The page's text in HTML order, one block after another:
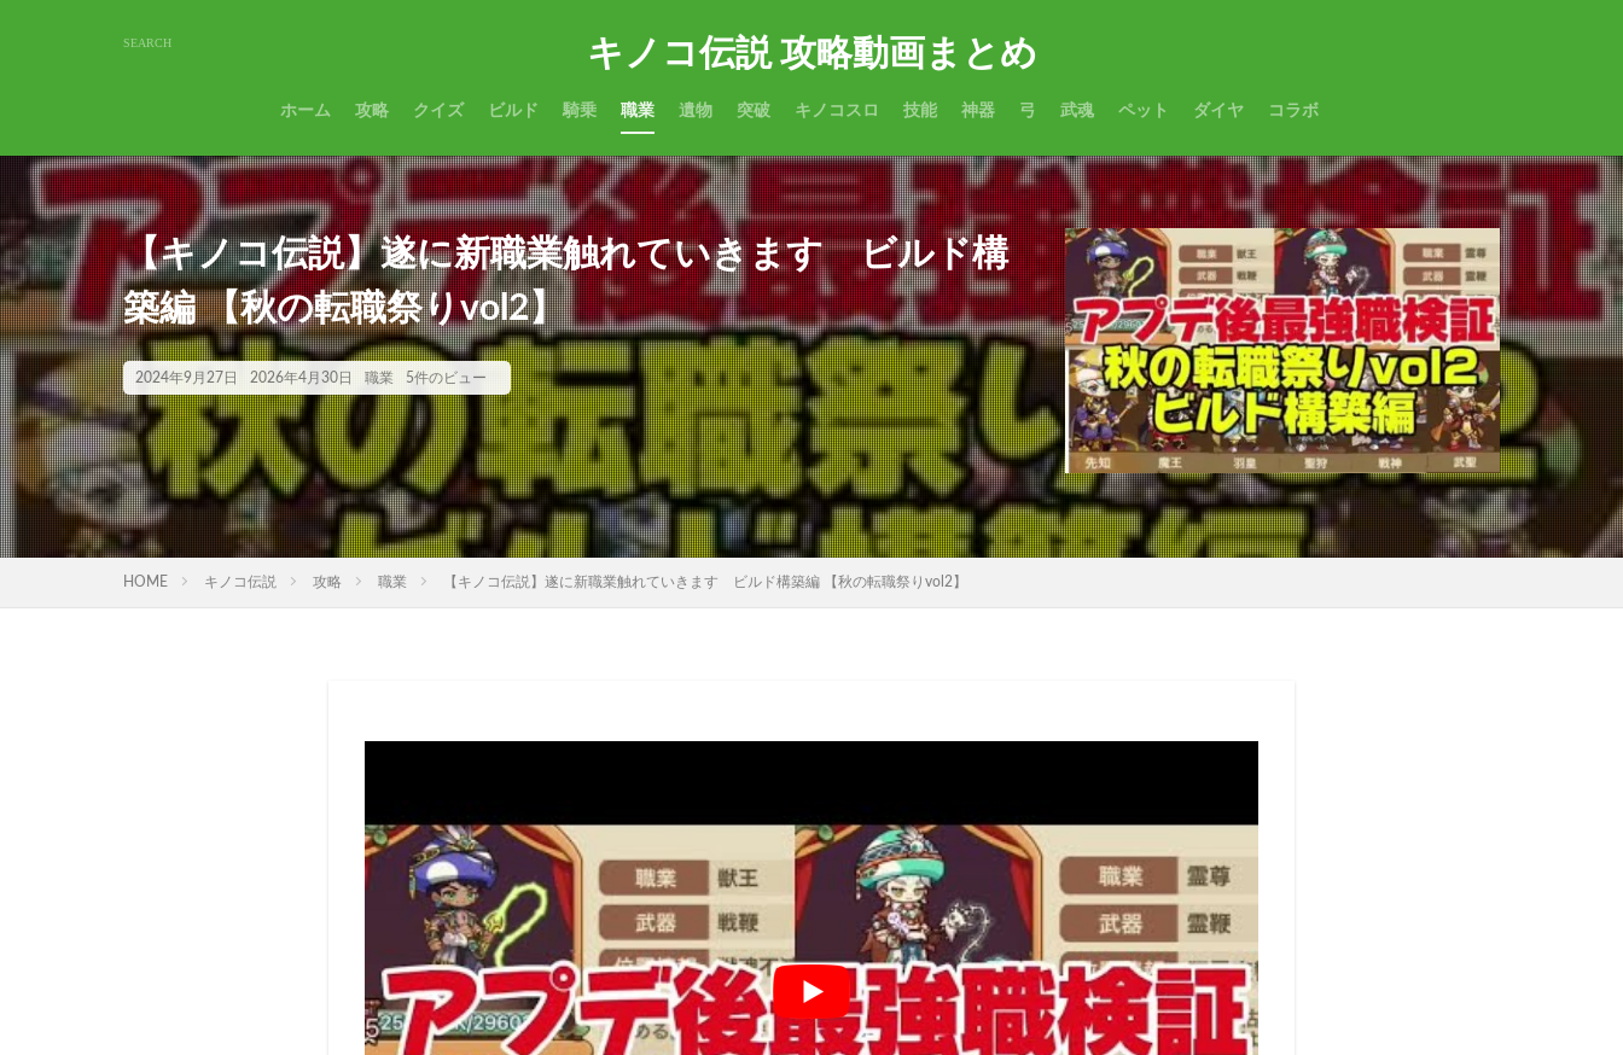
キノコ伝説 攻略動画まとめ
ホーム 攻略 クイズ ビルド 騎乗 職業 遺物 突破 キノコスロ 技能 神器 弓 武魂 ペット ダイヤ コラボ
【キノコ伝説】遂に新職業触れていきます ビルド構
築編 【秋の転職祭りvol2】
2024年9月27日 2026年4月30日 職業 5件のビュー
HOME キノコ伝説 攻略 職業 【キノコ伝説】遂に新職業触れていきます ビルド構築編 【秋の転職祭りvol2】